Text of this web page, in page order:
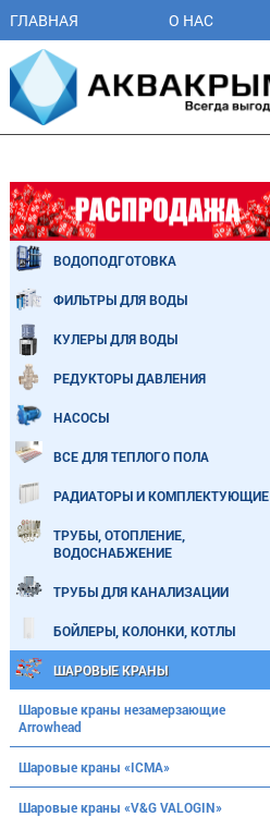
ГЛАВНАЯ О НАС
ВОДОПОДГОТОВКА
ФИЛЬТРЫ ДЛЯ ВОДЫ
КУЛЕРЫ ДЛЯ ВОДЫ
РЕДУКТОРЫ ДАВЛЕНИЯ
НАСОСЫ
ВСЕ ДЛЯ ТЕПЛОГО ПОЛА
РАДИАТОРЫ И КОМПЛЕКТУЮЩИЕ
ТРУБЫ, ОТОПЛЕНИЕ,
ВОДОСНАБЖЕНИЕ
ТРУБЫ ДЛЯ КАНАЛИЗАЦИИ
БОЙЛЕРЫ, КОЛОНКИ, КОТЛЫ
ШАРОВЫЕ КРАНЫ
Шаровые краны незамерзающие
Arrowhead
Шаровые краны «ICMA»
Шаровые краны «V&G VALOGIN»